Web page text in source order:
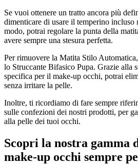
Se vuoi ottenere un tratto ancora più
dimenticare di usare il temperino incluso
modo, potrai regolare la punta della
avere sempre una stesura perfetta.
Per rimuovere la Matita Stilo
lo Struccante Bifasico Pupa. Grazie alla
specifica per il make-up occhi, potrai
senza irritare la pelle.
Inoltre, ti ricordiamo di fare sempre
sulle confezioni dei nostri prodotti, per
alla pelle dei tuoi occhi.
Scopri la nostra gamma
make-up occhi sempre